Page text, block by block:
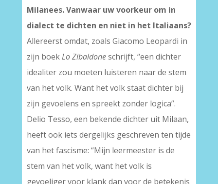
Milanees. Vanwaar uw voorkeur om in
dialect te dichten en niet in het Italiaans?
Allereerst omdat, zoals Giacomo Leopardi in
zijn boekLo Zibaldoneschrijft, “een dichter
idealiter zou moeten luisteren naar de stem
van het volk. Want het volk staat dichter bij
zijn gevoelens en spreekt zonder logica”.
Delio Tesso, een bekende dichter uit Milaan,
heeft ook iets dergelijks geschreven ten tijde
van het fascisme: “Mijn leermeester is de
stem van het volk, want het volk is
gevoeliger voor klank dan voor de betekenis